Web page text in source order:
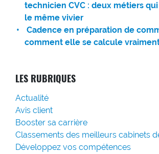
technicien CVC : deux métiers
le même vivier
Cadence en préparation de
comment elle se calcule
LES RUBRIQUES
Actualité
Avis client
Booster sa carrière
Classements des meilleurs cabinets
Développez vos compétences